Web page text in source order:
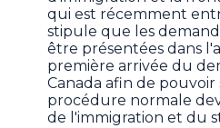
qui est récemment
stipule que les
être présentées dans
première arrivée du
Canada afin de pouvoir
procédure normale
de l'immigration et du